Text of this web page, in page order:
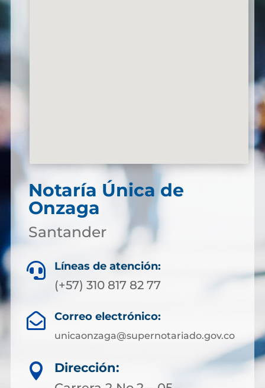
Notaría Única de
Onzaga
Santander
 Líneas de atención:
(+57) 310 817 82 77
 Correo electrónico:
unicaonzaga@supernotariado.gov.co

Dirección: